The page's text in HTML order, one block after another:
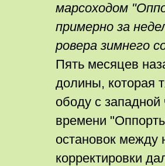
марсоходом
примерно за
ровера зимнего
Пять месяцев
долины, которая
ободу с западной
времени
остановок между
корректировки